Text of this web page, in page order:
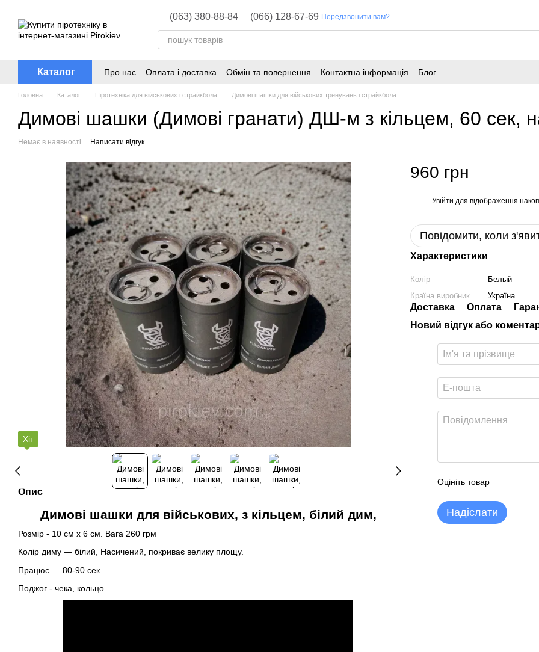
(063) 380-88-84 (066) 128-67-69 Передзвонити вам?
Каталог Про нас Оплата і доставка Обмін та повернення Контактна інформація Блог
Головна Каталог Піротехніка для військових і страйкбола Димові шашки для військових тренувань і страйкбола
Димові шашки (Димові гранати) ДШ-м з кільцем, 60 сек,
Немає в наявності Написати відгук
Хіт
Опис
Димові шашки для військових, з кільцем, білий дим,
Розмір - 10 см х 6 см. Вага 260 грм
Колір диму — білий, Насичений, покриває велику площу.
Працює — 80-90 сек.
Поджог - чека, кольцо.
960 грн
Увійти для відображення
Повідомити, коли
Характеристики
Колір
Белый
Країна виробник
Україна
Доставка Оплата
Новий відгук або
Оцініть товар
Надіслати